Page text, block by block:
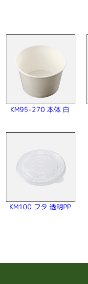
KM95-270 本体 白
KM100 フタ 透明PP